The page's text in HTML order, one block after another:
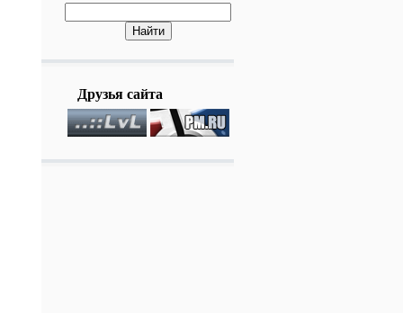
Друзья сайта